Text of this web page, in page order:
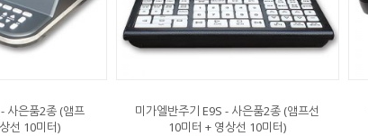
사은품2종 (앰프
선 10미터)
미가엘반주기 E9S - 사은품2종 (앰프선
10미터 + 영상선 10미터)